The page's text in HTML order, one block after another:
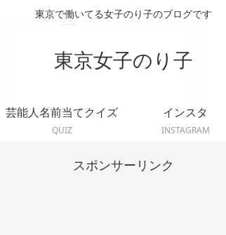
東京で働いてる女子のり子のブログです
東京女子のり子
芸能人名前当てクイズ
QUIZ
インスタ
INSTAGRAM
スポンサーリンク